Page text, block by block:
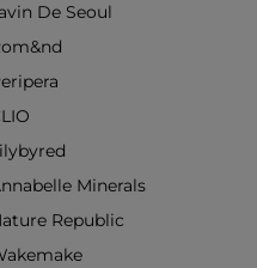
De Seoul
Minerals
Republic